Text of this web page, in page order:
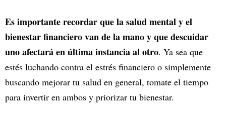
Es importante recordar que la salud mental y el
bienestar financiero van de la mano y que descuidar
uno afectará en última instancia al otro. Ya sea que
estés luchando contra el estrés financiero o simplemente
buscando mejorar tu salud en general, tomate el tiempo
para invertir en ambos y priorizar tu bienestar.